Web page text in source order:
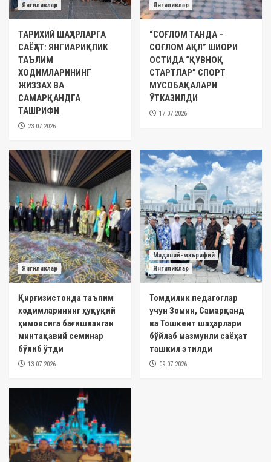
Янгиликлар
ТАРИХИЙ ШАҲАРЛАРГА
САЁҲАТ: ЯНГИАРИҚЛИК
ТАЪЛИМ
ХОДИМЛАРИНИНГ
ЖИЗЗАХ ВА
САМАРҚАНДГА
ТАШРИФИ
23.07.2026
Янгиликлар
“СОҒЛОМ ТАНДА –
СОҒЛОМ АҚЛ” ШИОРИ
ОСТИДА “ҚУВНОҚ
СТАРТЛАР” СПОРТ
МУСОБАҚАЛАРИ
ЎТКАЗИЛДИ
17.07.2026
Янгиликлар
Қирғизистонда таълим
ходимларининг ҳуқуқий
ҳимоясига бағишланган
минтақавий семинар
бўлиб ўтди
13.07.2026
Маданий-маърифий
Янгиликлар
Томдилик педагоглар
учун Зомин, Самарқанд
ва Тошкент шаҳарлари
бўйлаб мазмунли саёҳат
ташкил этилди
09.07.2026